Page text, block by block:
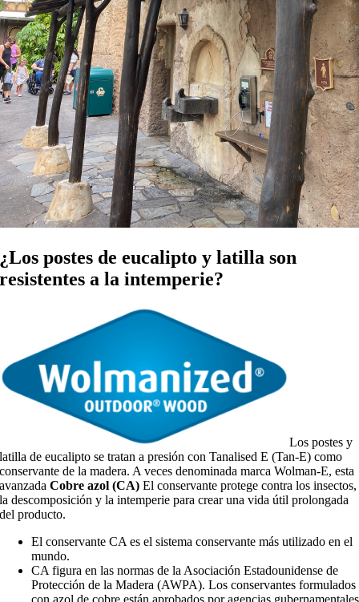
¿Los postes de eucalipto y latilla son
resistentes a la intemperie?
Los postes y
latilla de eucalipto se tratan a presión con Tanalised E (Tan-E) como
conservante de la madera. A veces denominada marca Wolman-E, esta
avanzada Cobre azol (CA) El conservante protege contra los insectos,
la descomposición y la intemperie para crear una vida útil prolongada
del producto.
El conservante CA es el sistema conservante más utilizado en el
mundo.
CA figura en las normas de la Asociación Estadounidense de
Protección de la Madera (AWPA). Los conservantes formulados
con azol de cobre están aprobados por agencias gubernamentales